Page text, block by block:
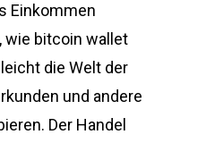
Einkommen
wie bitcoin wallet
die Welt der
und andere
Der Handel